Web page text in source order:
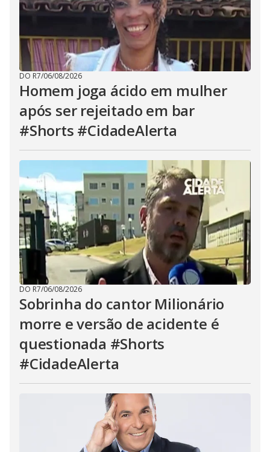
DO R7/06/08/2026
Homem joga ácido em mulher
após ser rejeitado em bar
#Shorts #CidadeAlerta
DO R7/06/08/2026
Sobrinha do cantor Milionário
morre e versão de acidente é
questionada #Shorts
#CidadeAlerta